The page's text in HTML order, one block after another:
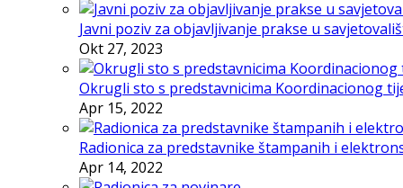
Javni poziv za objavljivanje prakse u
Okt 27, 2023
Okrugli sto s predstavnicima Koordinacionog
Apr 15, 2022
Radionica za predstavnike štampanih i
Apr 14, 2022